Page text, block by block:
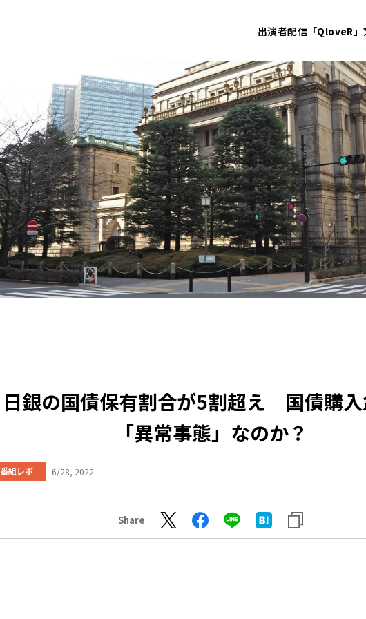
出演者配信「QloveR」
日銀の国債保有割合が5割超え 国債購
「異常事態」なのか？
番組レポ 6/28, 2022
Share